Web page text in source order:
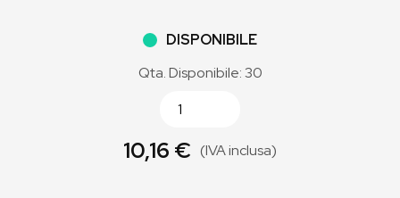
DISPONIBILE
Qta. Disponibile: 30
10,16 € (IVA inclusa)